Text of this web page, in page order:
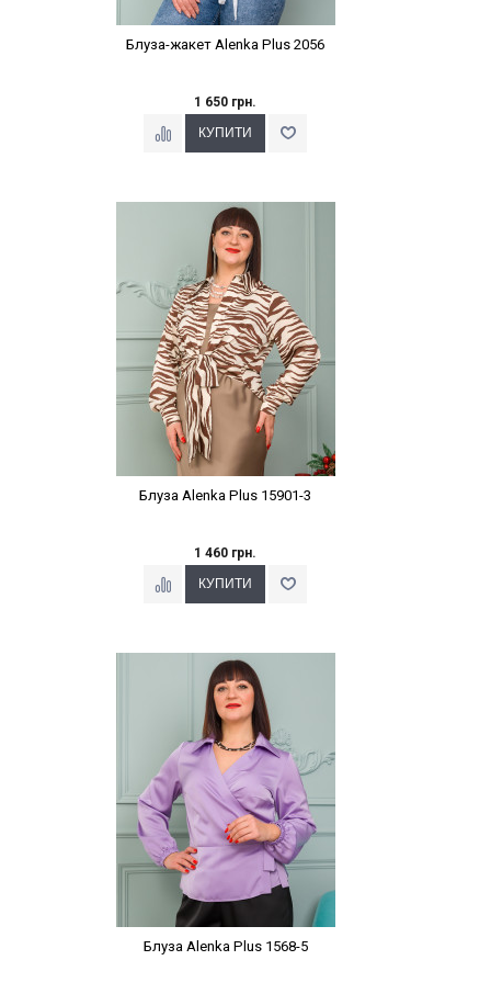
Блуза-жакет Alenka Plus 2056
1 650 грн.
Наклейки Варіант з %
Блуза Alenka Plus 15901-3
1 460 грн.
Наклейки Варіант з %
Блуза Alenka Plus 1568-5